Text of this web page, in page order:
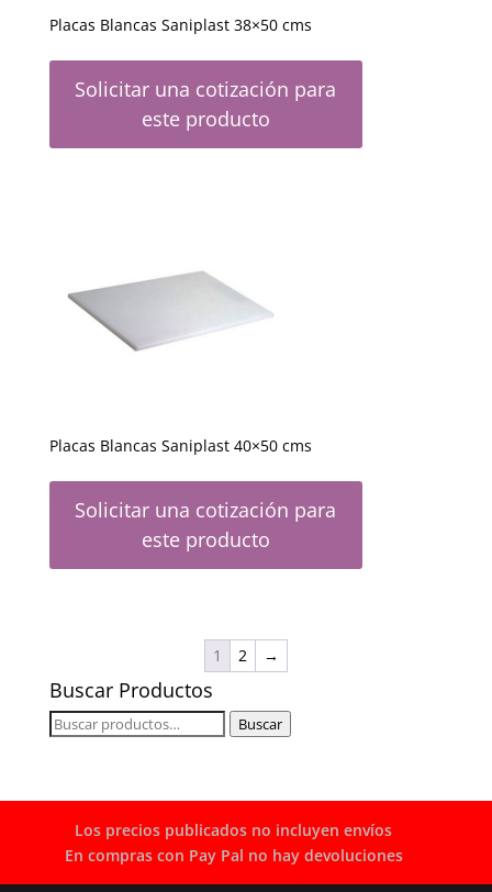
Placas Blancas Saniplast 38×50 cms
Solicitar una cotización para
este producto
Placas Blancas Saniplast 40×50 cms
Solicitar una cotización para
este producto
1 2 →
Buscar Productos
Buscar
Buscar
Los precios publicados no incluyen envíos
En compras con Pay Pal no hay devoluciones